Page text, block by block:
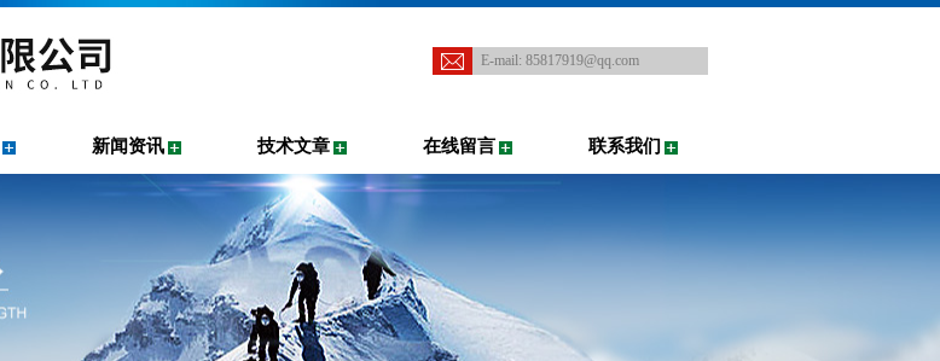
E-mail: 85817919@qq.com
新闻资讯 技术文章 在线留言 联系我们